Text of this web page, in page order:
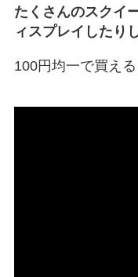
たくさんのスクイ
ィスプレイしたり
100円均一で買え